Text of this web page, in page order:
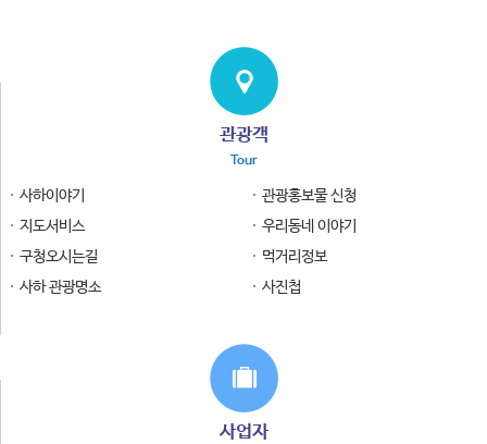
관광객
Tour
사하이야기
관광홍보물 신청
지도서비스
우리동네 이야기
구청오시는길
먹거리정보
사하 관광명소
사진첩
사업자